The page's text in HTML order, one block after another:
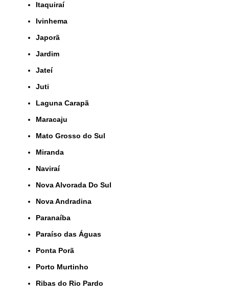
Itaquiraí
Ivinhema
Japorã
Jardim
Jateí
Juti
Laguna Carapã
Maracaju
Mato Grosso do Sul
Miranda
Naviraí
Nova Alvorada Do Sul
Nova Andradina
Paranaíba
Paraíso das Águas
Ponta Porã
Porto Murtinho
Ribas do Rio Pardo